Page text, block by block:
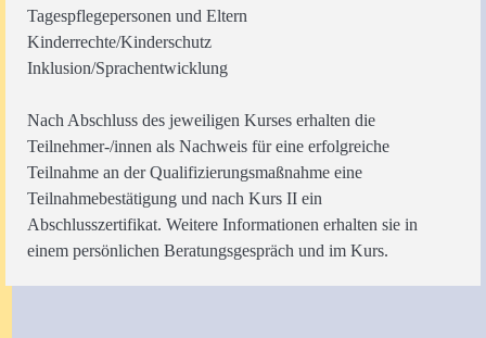
Tagespflegepersonen und Eltern
Kinderrechte/Kinderschutz
Inklusion/Sprachentwicklung
Nach Abschluss des jeweiligen Kurses erhalten die
Teilnehmer-/innen als Nachweis für eine erfolgreiche
Teilnahme an der Qualifizierungsmaßnahme eine
Teilnahmebestätigung und nach Kurs II ein
Abschlusszertifikat. Weitere Informationen erhalten sie in
einem persönlichen Beratungsgespräch und im Kurs.